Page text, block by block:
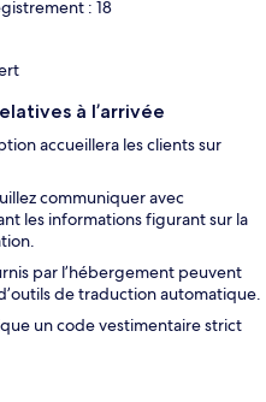
: 18
à l’arrivée
accueillera les clients sur
communiquer avec
les informations figurant sur la
par l’hébergement peuvent
de traduction automatique.
un code vestimentaire strict